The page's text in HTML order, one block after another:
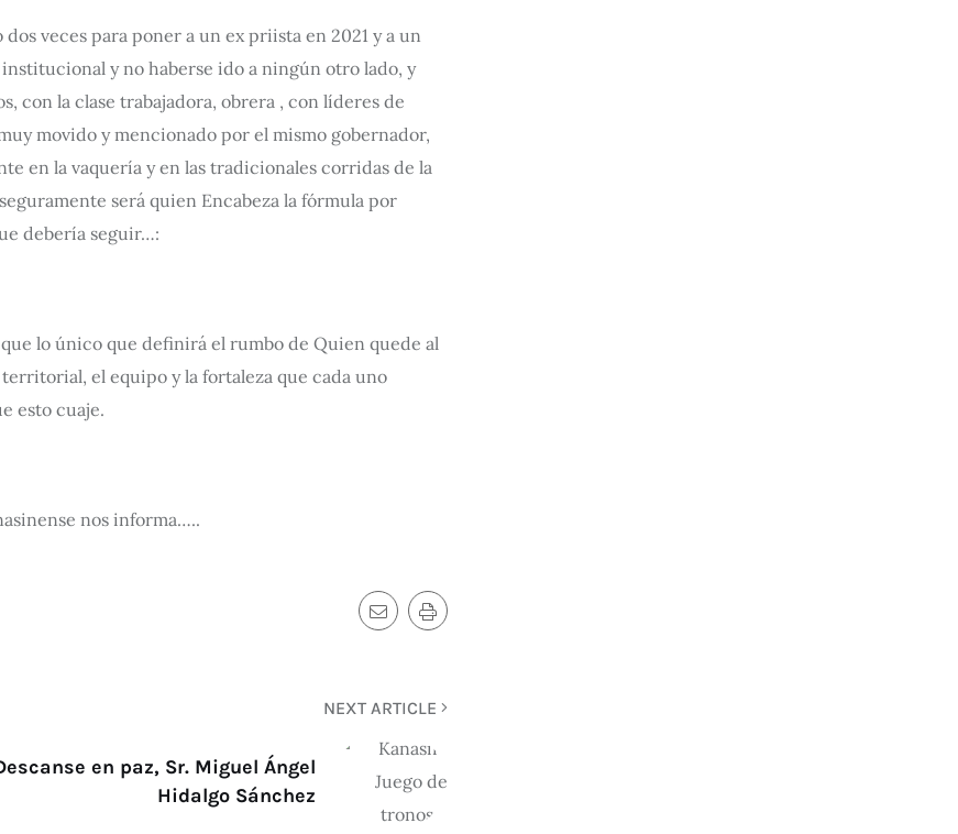
veces para poner a un ex priista en 2021 y a un
y no haberse ido a ningún otro lado, y
con la clase trabajadora, obrera , con líderes de
movido y mencionado por el mismo gobernador,
en la vaquería y en las tradicionales corridas de la
será quien Encabeza la fórmula por
debería seguir…:
que lo único que definirá el rumbo de Quien quede al
el equipo y la fortaleza que cada uno
esto cuaje.
nos informa…..
NEXT ARTICLE
en paz, Sr. Miguel Ángel
Hidalgo Sánchez